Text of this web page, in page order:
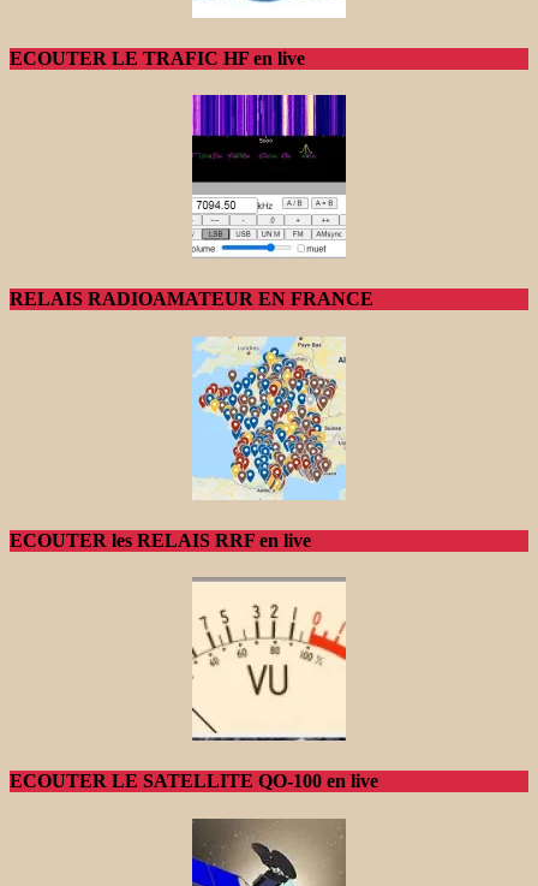
ECOUTER LE TRAFIC HF en live
RELAIS RADIOAMATEUR EN FRANCE
ECOUTER les RELAIS RRF en live
ECOUTER LE SATELLITE QO-100 en live